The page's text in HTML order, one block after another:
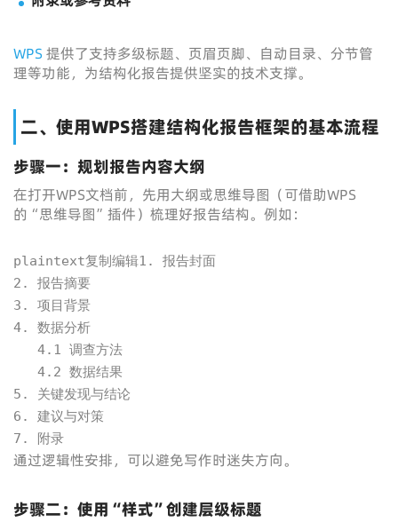
WPS 提供了支持多级标题、页眉页脚、自动目录、分节管
理等功能，为结构化报告提供坚实的技术支撑。
二、使用WPS搭建结构化报告框架的基本流程
步骤一：规划报告内容大纲
在打开WPS文档前，先用大纲或思维导图（可借助WPS
的“思维导图”插件）梳理好报告结构。例如：
plaintext复制编辑1. 报告封面
2. 报告摘要
3. 项目背景
4. 数据分析
4.1 调查方法
4.2 数据结果
5. 关键发现与结论
6. 建议与对策
7. 附录
通过逻辑性安排，可以避免写作时迷失方向。
步骤二：使用“样式”创建层级标题